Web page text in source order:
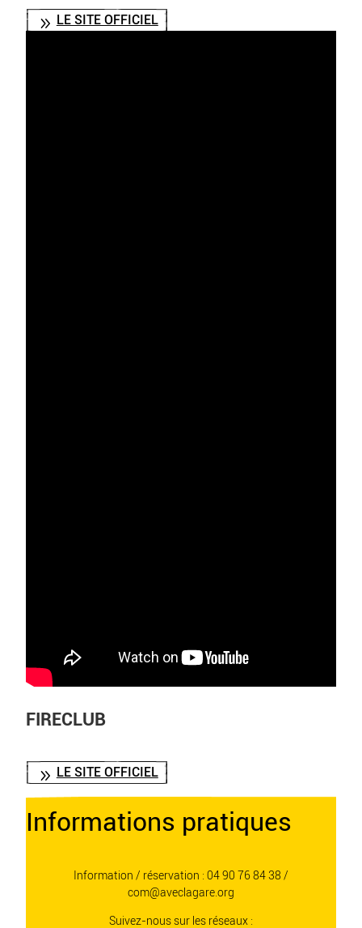
LE SITE OFFICIEL
FIRECLUB
LE SITE OFFICIEL
Informations pratiques
Information / réservation : 04 90 76 84 38 /
com@aveclagare.org
Suivez-nous sur les réseaux :